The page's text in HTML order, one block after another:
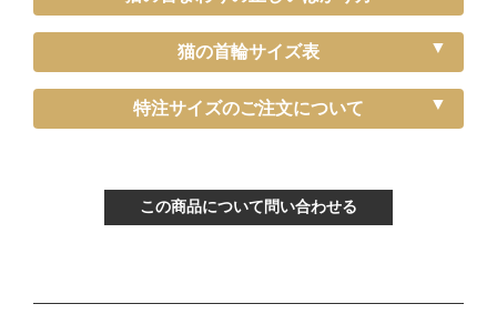
猫の首輪サイズ表
《特注》Sサイズ
首輪サイズ（-5cm特注）
Mサイズ
特注サイズのご注文について
この商品について問い合わせる